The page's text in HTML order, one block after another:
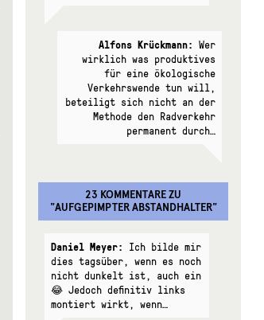
Alfons Krückmann: Wer
wirklich was produktives
für eine ökologische
Verkehrswende tun will,
beteiligt sich nicht an der
Methode den Radverkehr
permanent durch…
23 KOMMENTAREZU
"AUFGEPIMPTER ABSTANDHALTER"
Daniel Meyer: Ich bilde mir
dies tagsüber, wenn es noch
nicht dunkelt ist, auch ein
😂 Jedoch definitiv links
montiert wirkt, wenn…